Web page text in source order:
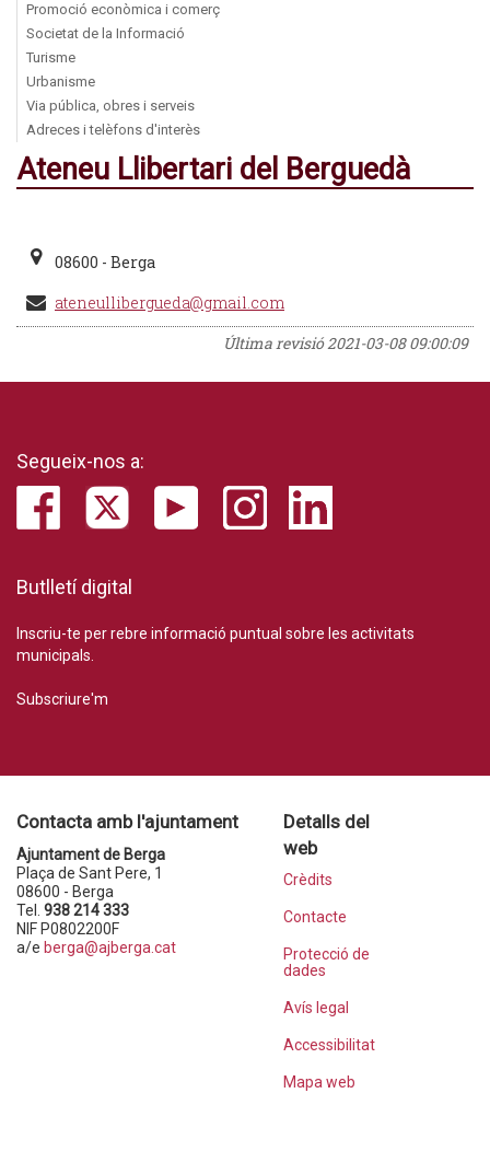
Promoció econòmica i comerç
Societat de la Informació
Turisme
Urbanisme
Via pública, obres i serveis
Adreces i telèfons d'interès
Ateneu Llibertari del Berguedà
08600 - Berga
ateneullibergueda@gmail.com
Última revisió2021-03-08 09:00:09
Segueix-nos a:
Butlletí digital
Inscriu-te per rebre informació puntual sobre les activitats
municipals.
Subscriure'm
Contacta amb l'ajuntament
Ajuntament de Berga
Plaça de Sant Pere, 1
08600 - Berga
Tel. 938 214 333
NIF P0802200F
a/e berga@ajberga.cat
Detalls del
web
Crèdits
Contacte
Protecció de
dades
Avís legal
Accessibilitat
Mapa web